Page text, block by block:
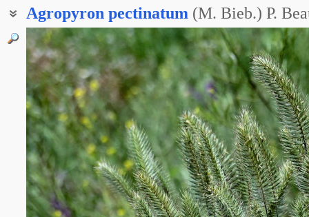
Agropyron pectinatum (M. Bieb.) P.
Житняк гребенчатый
Житняк каратавский
Житняк Литвинова
Житняк черепитчатый
Житняк ширококолосый
Пырей гребенчатый
Пырей гребневидный
Пырей ширококолосый